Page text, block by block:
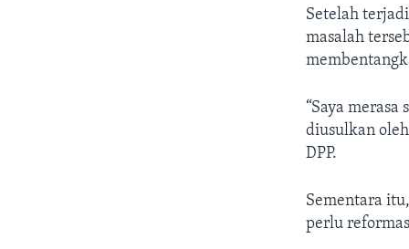
Setelah
masalah
“Saya
diusulkan
DPP.
Sementara
perlu